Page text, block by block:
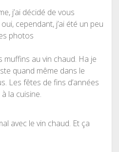
j’ai décidé de vous
cependant, j’ai été un peu
photos
muffins au vin chaud. Ha je
quand même dans le
Les fêtes de fins d’années
la cuisine.
avec le vin chaud. Et ça